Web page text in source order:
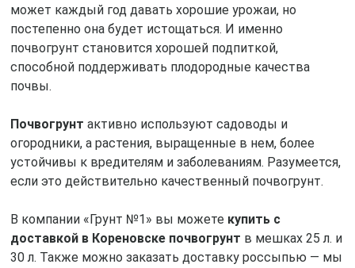
может каждый год давать хорошие урожаи, но
постепенно она будет истощаться. И именно
почвогрунт становится хорошей подпиткой,
способной поддерживать плодородные качества
почвы.
Почвогрунт активно используют садоводы и
огородники, а растения, выращенные в нем, более
устойчивы к вредителям и заболеваниям. Разумеется,
если это действительно качественный почвогрунт.
В компании «Грунт №1» вы можете купить с
доставкой в Кореновске почвогрунт в мешках 25 л. и
30 л. Также можно заказать доставку россыпью — мы